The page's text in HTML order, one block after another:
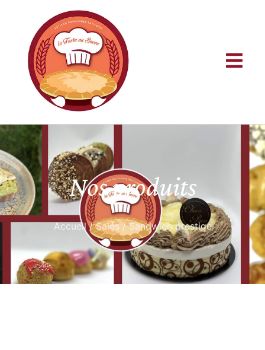
Nos produits
Accueil/Salés/ Sandwich prestige